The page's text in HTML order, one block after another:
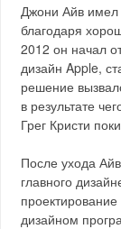
Джони Айв имел
благодаря
2012 он начал
дизайн Apple,
решение
в результате
Грег Кристи
После ухода
главного
дизайном